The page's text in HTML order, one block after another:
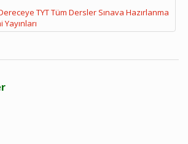
TYT Tüm Dersler Sınava Hazırlanma
Yayınları